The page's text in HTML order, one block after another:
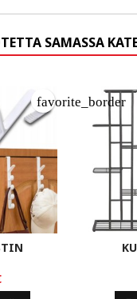
SAMASSA
favorite_border